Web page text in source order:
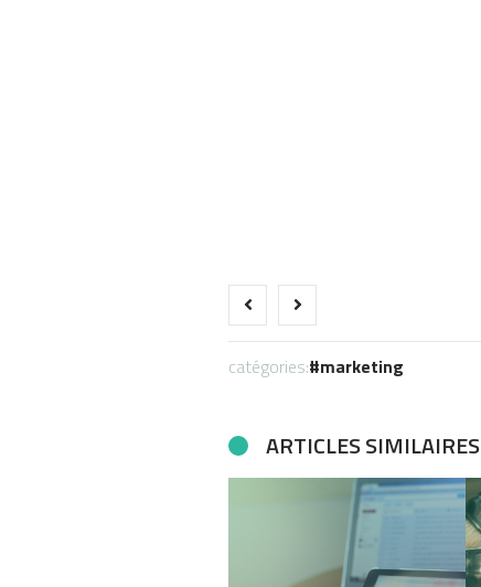
catégories: marketing
ARTICLES SIMILAIRES